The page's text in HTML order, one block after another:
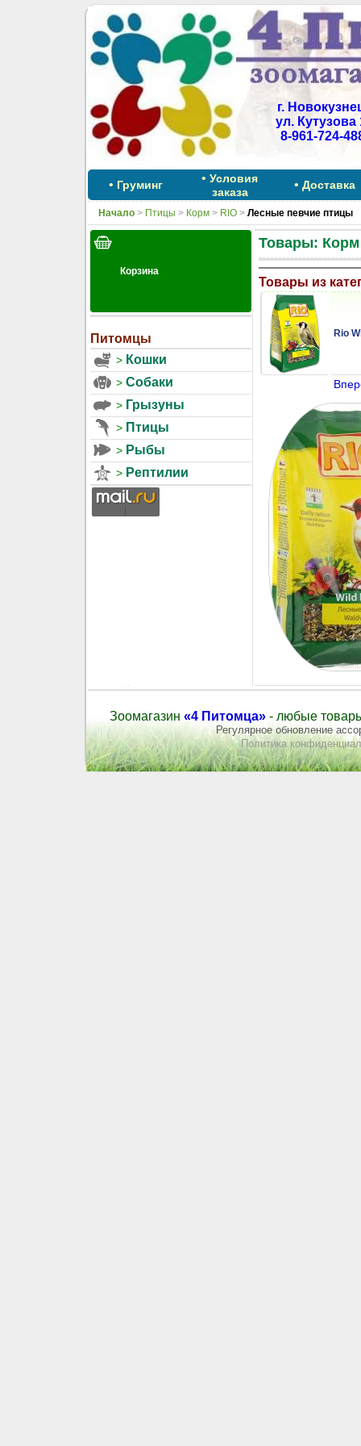
г.
ул. Кутузова
8-961-724-
• Груминг • Условия
заказа
• Доставка
Начало> Птицы > Корм> RIO> Лесные певчие птицы
Питомцы
Кошки
Собаки
Грызуны
Птицы
Рыбы
Рептилии
Товары: Корм
Товары из
Rio
Зоомагазин «4 Питомца» - любые
Регулярное обновление
Политика